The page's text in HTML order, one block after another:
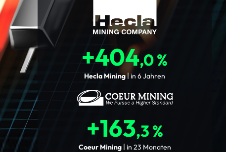
+404,0 %
Hecla Mining in 6 Jahren
+163,3 %
Coeur Mining in 23 Monaten